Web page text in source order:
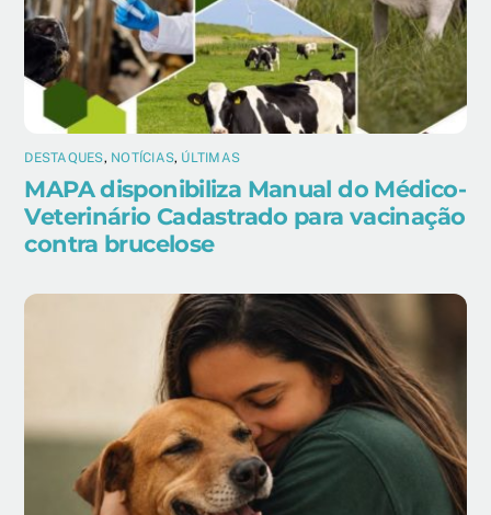
DESTAQUES, NOTÍCIAS, ÚLTIMAS
MAPA disponibiliza Manual do Médico-
Veterinário Cadastrado para vacinação
contra brucelose